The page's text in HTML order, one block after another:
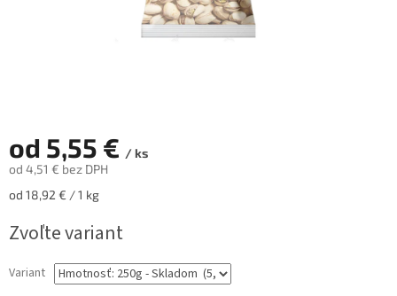
od 5,55 € / ks
od 4,51 € bez DPH
Jednotková
od 18,92 € / 1 kg
Zvoľte variant
Variant